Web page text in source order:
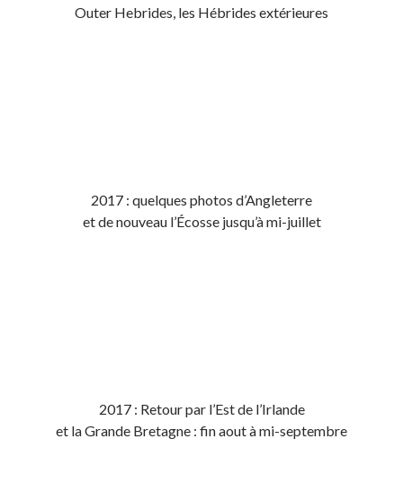
Outer Hebrides, les Hébrides extérieures
2017 : quelques photos d’Angleterre
et de nouveau l’Écosse jusqu’à mi-juillet
2017 : Retour par l’Est de l’Irlande
et la Grande Bretagne : fin aout à mi-septembre